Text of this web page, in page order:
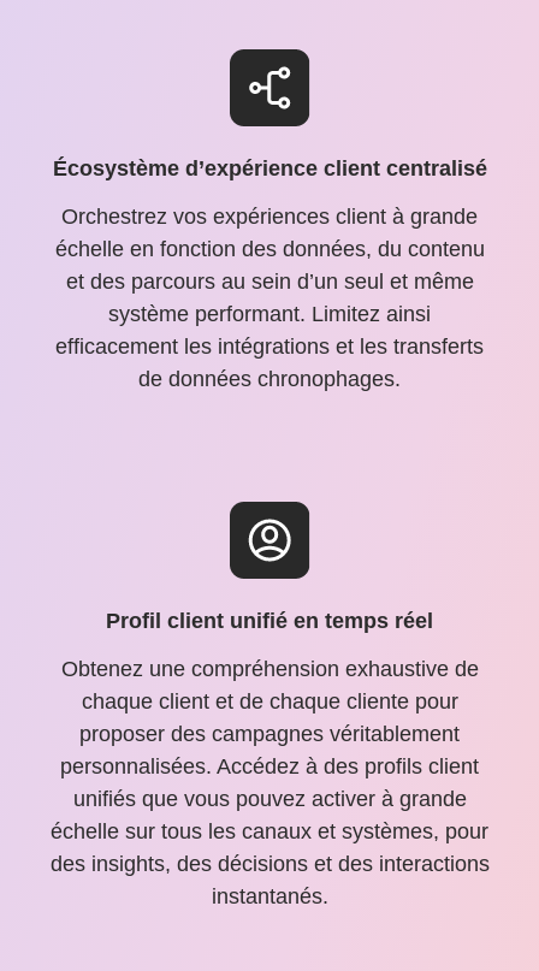
Écosystème d’expérience client centralisé
Orchestrez vos expériences client à grande
échelle en fonction des données, du contenu
et des parcours au sein d’un seul et même
système performant. Limitez ainsi
efficacement les intégrations et les transferts
de données chronophages.
Profil client unifié en temps réel
Obtenez une compréhension exhaustive de
chaque client et de chaque cliente pour
proposer des campagnes véritablement
personnalisées. Accédez à des profils client
unifiés que vous pouvez activer à grande
échelle sur tous les canaux et systèmes, pour
des insights, des décisions et des interactions
instantanés.